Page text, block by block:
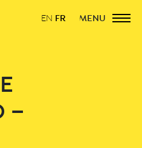
EN FR MENU
–